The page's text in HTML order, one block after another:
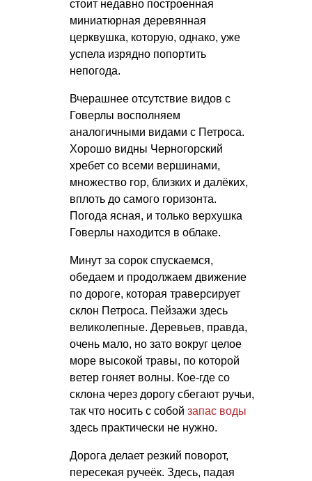
стоит недавно построенная
миниатюрная деревянная
церквушка, которую, однако, уже
успела изрядно попортить
непогода.
Вчерашнее отсутствие видов с
Говерлы восполняем
аналогичными видами с Петроса.
Хорошо видны Черногорский
хребет со всеми вершинами,
множество гор, близких и далёких,
вплоть до самого горизонта.
Погода ясная, и только верхушка
Говерлы находится в облаке.
Минут за сорок спускаемся,
обедаем и продолжаем движение
по дороге, которая траверсирует
склон Петроса. Пейзажи здесь
великолепные. Деревьев, правда,
очень мало, но зато вокруг целое
море высокой травы, по которой
ветер гоняет волны. Кое-где со
склона через дорогу сбегают ручьи,
так что носить с собой запас воды
здесь практически не нужно.
Дорога делает резкий поворот,
пересекая ручеёк. Здесь, падая